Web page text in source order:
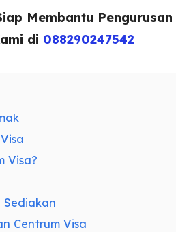
Membantu Pengurusan
di 088290247542
Visa?
Sediakan
Centrum Visa